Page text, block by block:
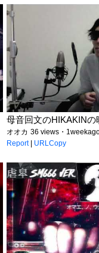
母音回文のHIKAKINの
オオカ 36 views・
Report| URLCopy